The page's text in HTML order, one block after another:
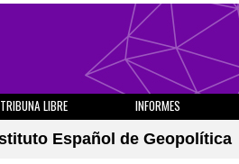
TRIBUNA LIBRE INFORMES
Español de Geopolítica